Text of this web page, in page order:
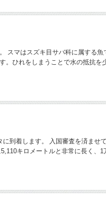
スマはスズキ目サバ科に属する
。ひれをしまうことで水の抵抗
到着します。 入国審査を済ませ
キロメートルと非常に長く、